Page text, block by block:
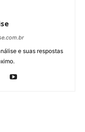
e suas respostas